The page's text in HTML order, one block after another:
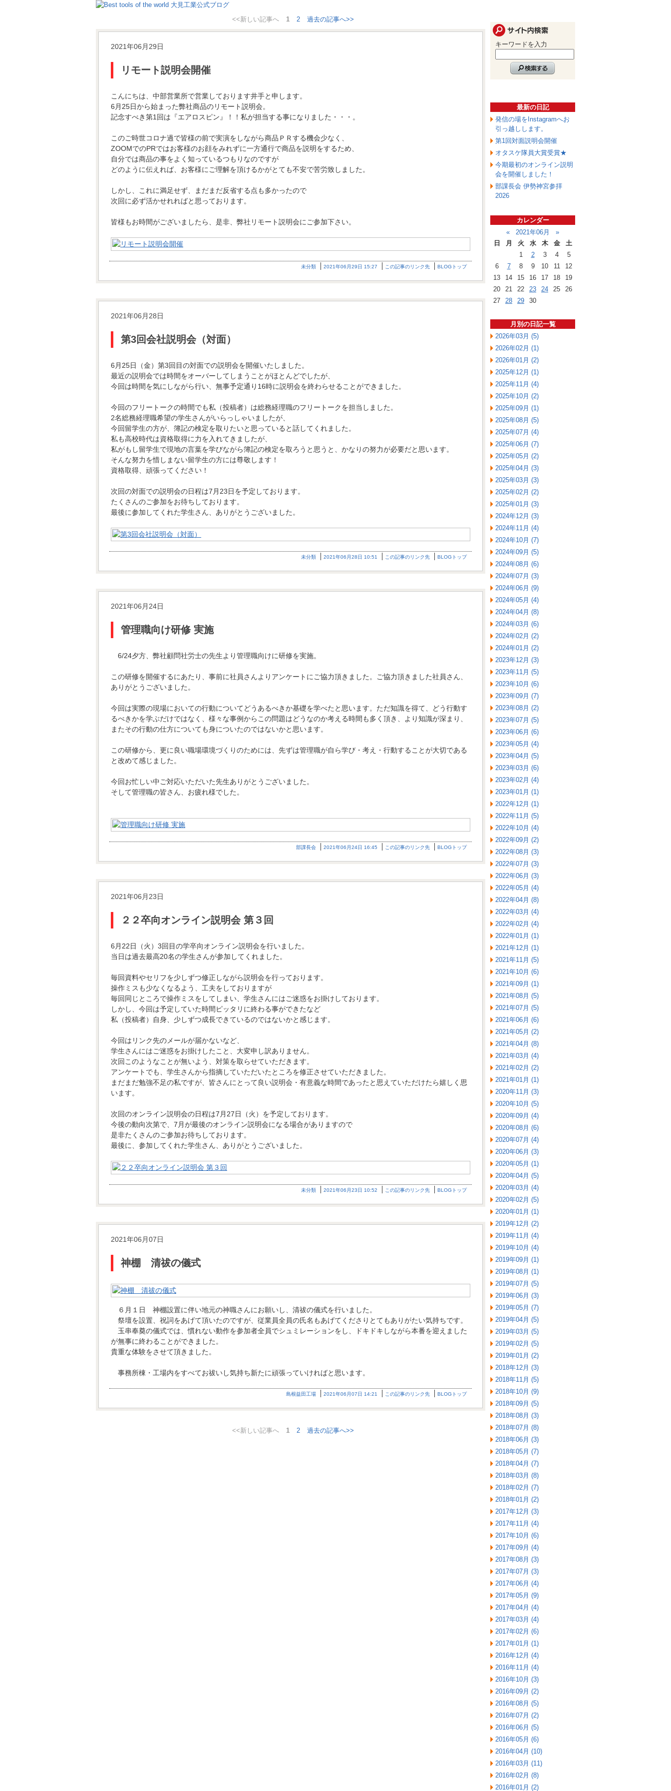
<<新しい記事へ 1 2 過去の記事へ>>
2021年06月29日
リモート説明会開催
こんにちは、中部営業所で営業しております井手と申します。
6月25日から始まった弊社商品のリモート説明会。
記念すべき第1回は『エアロスピン』！！私が担当する事になりました・・・。
このご時世コロナ過で皆様の前で実演をしながら商品ＰＲする機会少なく、
ZOOMでのPRではお客様のお顔をみれずに一方通行で商品を説明をするため、
自分では商品の事をよく知っているつもりなのですが
どのように伝えれば、お客様にご理解を頂けるかがとても不安で苦労致しました。
しかし、これに満足せず、まだまだ反省する点も多かったので
次回に必ず活かせれればと思っております。
皆様もお時間がございましたら、是非、弊社リモート説明会にご参加下さい。
未分類 2021年06月29日 15:27 この記事のリンク先 BLOGトップ
2021年06月28日
第3回会社説明会（対面）
6月25日（金）第3回目の対面での説明会を開催いたしました。
最近の説明会では時間をオーバーしてしまうことがほとんどでしたが、
今回は時間を気にしながら行い、無事予定通り16時に説明会を終わらせることができました。
今回のフリートークの時間でも私（投稿者）は総務経理職のフリートークを担当しました。
2名総務経理職希望の学生さんがいらっしゃいましたが、
今回留学生の方が、簿記の検定を取りたいと思っていると話してくれました。
私も高校時代は資格取得に力を入れてきましたが、
私がもし留学生で現地の言葉を学びながら簿記の検定を取ろうと思うと、かなりの努力が必要だと思います。
そんな努力を惜しまない留学生の方には尊敬します！
資格取得、頑張ってください！
次回の対面での説明会の日程は7月23日を予定しております。
たくさんのご参加をお待ちしております。
最後に参加してくれた学生さん、ありがとうございました。
未分類 2021年06月28日 10:51 この記事のリンク先 BLOGトップ
2021年06月24日
管理職向け研修 実施
6/24夕方、弊社顧問社労士の先生より管理職向けに研修を実施。
この研修を開催するにあたり、事前に社員さんよりアンケートにご協力頂きました。ご協力頂きました社員さん、
ありがとうございました。
今回は実際の現場においての行動についてどうあるべきか基礎を学べたと思います。ただ知識を得て、どう行動す
るべきかを学ぶだけではなく、様々な事例からこの問題はどうなのか考える時間も多く頂き、より知識が深まり、
またその行動の仕方についても身についたのではないかと思います。
この研修から、更に良い職場環境づくりのためには、先ずは管理職が自ら学び・考え・行動することが大切である
と改めて感じました。
今回お忙しい中ご対応いただいた先生ありがとうございました。
そして管理職の皆さん、お疲れ様でした。
部課長会 2021年06月24日 16:45 この記事のリンク先 BLOGトップ
2021年06月23日
２２卒向オンライン説明会 第３回
6月22日（火）3回目の学卒向オンライン説明会を行いました。
当日は過去最高20名の学生さんが参加してくれました。
毎回資料やセリフを少しずつ修正しながら説明会を行っております。
操作ミスも少なくなるよう、工夫をしておりますが
毎回同じところで操作ミスをしてしまい、学生さんにはご迷惑をお掛けしております。
しかし、今回は予定していた時間ピッタリに終わる事ができたなど
私（投稿者）自身、少しずつ成長できているのではないかと感じます。
今回はリンク先のメールが届かないなど、
学生さんにはご迷惑をお掛けしたこと、大変申し訳ありません。
次回このようなことが無いよう、対策を取らせていただきます。
アンケートでも、学生さんから指摘していただいたところを修正させていただきました。
まだまだ勉強不足の私ですが、皆さんにとって良い説明会・有意義な時間であったと思えていただけたら嬉しく思
います。
次回のオンライン説明会の日程は7月27日（火）を予定しております。
今後の動向次第で、7月が最後のオンライン説明会になる場合がありますので
是非たくさんのご参加お待ちしております。
最後に、参加してくれた学生さん、ありがとうございました。
未分類 2021年06月23日 10:52 この記事のリンク先 BLOGトップ
2021年06月07日
神棚 清祓の儀式
６月１日 神棚設置に伴い地元の神職さんにお願いし、清祓の儀式を行いました。
祭壇を設置、祝詞をあげて頂いたのですが、従業員全員の氏名もあげてくださりとてもありがたい気持ちです。
玉串奉奠の儀式では、慣れない動作を参加者全員でシュミレーションをし、ドキドキしながら本番を迎えました
が無事に終わることができました。
貴重な体験をさせて頂きました。
事務所棟・工場内をすべてお祓いし気持ち新たに頑張っていければと思います。
島根益田工場 2021年06月07日 14:21 この記事のリンク先 BLOGトップ
<<新しい記事へ 1 2 過去の記事へ>>
キーワードを入力
最新の日記
発信の場をInstagramへお
引っ越しします。
第1回対面説明会開催
オタスケ隊員大賞受賞★
今期最初のオンライン説明
会を開催しました！
部課長会 伊勢神宮参拝
2026
カレンダー
«
2021年06月
»
日
月 火 水 木 金
土
1
2 3 4
5
6
7 8 9 10 11
12
13
14 15 16 17 18
19
20
21 22 23 24 25
26
27
28 29 30
月別の日記一覧
2026年03月 (5)
2026年02月 (1)
2026年01月 (2)
2025年12月 (1)
2025年11月 (4)
2025年10月 (2)
2025年09月 (1)
2025年08月 (5)
2025年07月 (4)
2025年06月 (7)
2025年05月 (2)
2025年04月 (3)
2025年03月 (3)
2025年02月 (2)
2025年01月 (3)
2024年12月 (3)
2024年11月 (4)
2024年10月 (7)
2024年09月 (5)
2024年08月 (6)
2024年07月 (3)
2024年06月 (9)
2024年05月 (4)
2024年04月 (8)
2024年03月 (6)
2024年02月 (2)
2024年01月 (2)
2023年12月 (3)
2023年11月 (5)
2023年10月 (6)
2023年09月 (7)
2023年08月 (2)
2023年07月 (5)
2023年06月 (6)
2023年05月 (4)
2023年04月 (5)
2023年03月 (6)
2023年02月 (4)
2023年01月 (1)
2022年12月 (1)
2022年11月 (5)
2022年10月 (4)
2022年09月 (2)
2022年08月 (3)
2022年07月 (3)
2022年06月 (3)
2022年05月 (4)
2022年04月 (8)
2022年03月 (4)
2022年02月 (4)
2022年01月 (1)
2021年12月 (1)
2021年11月 (5)
2021年10月 (6)
2021年09月 (1)
2021年08月 (5)
2021年07月 (5)
2021年06月 (6)
2021年05月 (2)
2021年04月 (8)
2021年03月 (4)
2021年02月 (2)
2021年01月 (1)
2020年11月 (3)
2020年10月 (5)
2020年09月 (4)
2020年08月 (6)
2020年07月 (4)
2020年06月 (3)
2020年05月 (1)
2020年04月 (5)
2020年03月 (4)
2020年02月 (5)
2020年01月 (1)
2019年12月 (2)
2019年11月 (4)
2019年10月 (4)
2019年09月 (1)
2019年08月 (1)
2019年07月 (5)
2019年06月 (3)
2019年05月 (7)
2019年04月 (5)
2019年03月 (5)
2019年02月 (5)
2019年01月 (2)
2018年12月 (3)
2018年11月 (5)
2018年10月 (9)
2018年09月 (5)
2018年08月 (3)
2018年07月 (8)
2018年06月 (3)
2018年05月 (7)
2018年04月 (7)
2018年03月 (8)
2018年02月 (7)
2018年01月 (2)
2017年12月 (3)
2017年11月 (4)
2017年10月 (6)
2017年09月 (4)
2017年08月 (3)
2017年07月 (3)
2017年06月 (4)
2017年05月 (9)
2017年04月 (4)
2017年03月 (4)
2017年02月 (6)
2017年01月 (1)
2016年12月 (4)
2016年11月 (4)
2016年10月 (3)
2016年09月 (2)
2016年08月 (5)
2016年07月 (2)
2016年06月 (5)
2016年05月 (6)
2016年04月 (10)
2016年03月 (11)
2016年02月 (8)
2016年01月 (2)